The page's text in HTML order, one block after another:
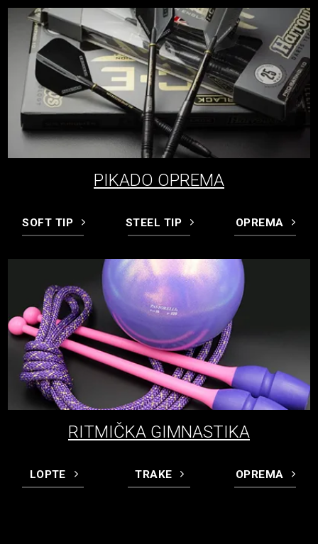
PIKADO OPREMA
SOFT TIP STEEL TIP OPREMA
RITMIČKA GIMNASTIKA
LOPTE TRAKE OPREMA